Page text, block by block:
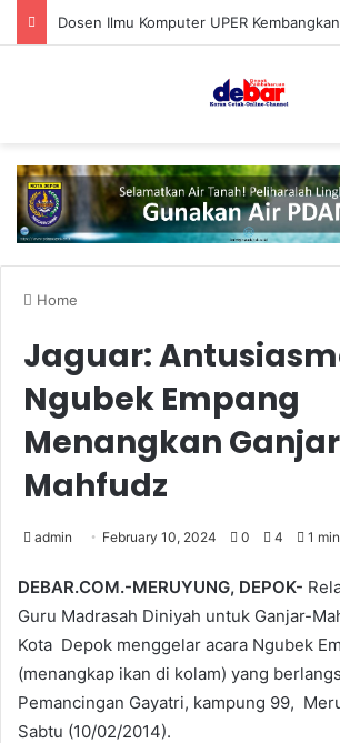
Home
Jaguar:
Ngubek Empang
Menangkan
Mahfudz
admin February 10, 2024 0 4 1
DEBAR.COM.-MERUYUNG, DEPOK-
Guru Madrasah Diniyah untuk Ganjar-
Kota Depok menggelar acara Ngubek
(menangkap ikan di kolam) yang
Pemancingan Gayatri, kampung 99,
Sabtu (10/02/2014).